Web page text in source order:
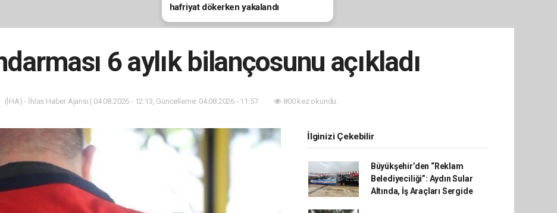
hafriyat dökerken yakalandı
6 aylık bilançosunu açıkladı
(İHA) - İhlas Haber Ajansı | 04.08.2026 - 12:13, Güncelleme: 04.08.2026 - 11:57 800 kez okundu.
İlginizi Çekebilir
Büyükşehir’den “Reklam
Belediyeciliği”: Aydın Sular
Altında, İş Araçları Sergide